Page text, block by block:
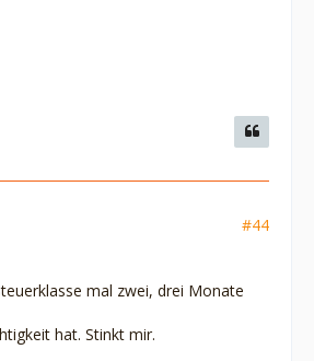
#44
mal zwei, drei Monate
hat. Stinkt mir.